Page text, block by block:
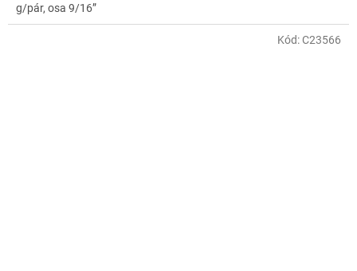
g/pár, osa 9/16”
Kód:C23566